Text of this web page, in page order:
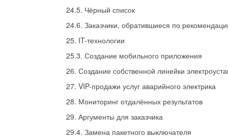
24.5. Чёрный список
24.6. Заказчики, обратившиеся по
25. IT-технологии
25.3. Создание мобильного приложения
26. Создание собственной линейки
27. VIP-продажи услуг аварийного электрика
28. Мониторинг отдалённых результатов
29. Аргументы для заказчика
29.4. Замена пакетного выключателя